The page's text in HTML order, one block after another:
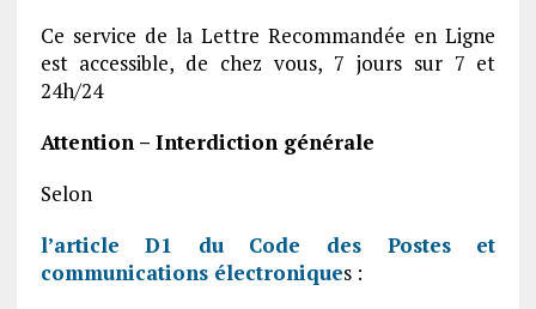
Ce service de la Lettre Recommandée en Ligne
est accessible, de chez vous, 7 jours sur 7 et
24h/24
Attention – Interdiction générale
Selon
l’article D1 du Code des Postes et
communications électroniques :